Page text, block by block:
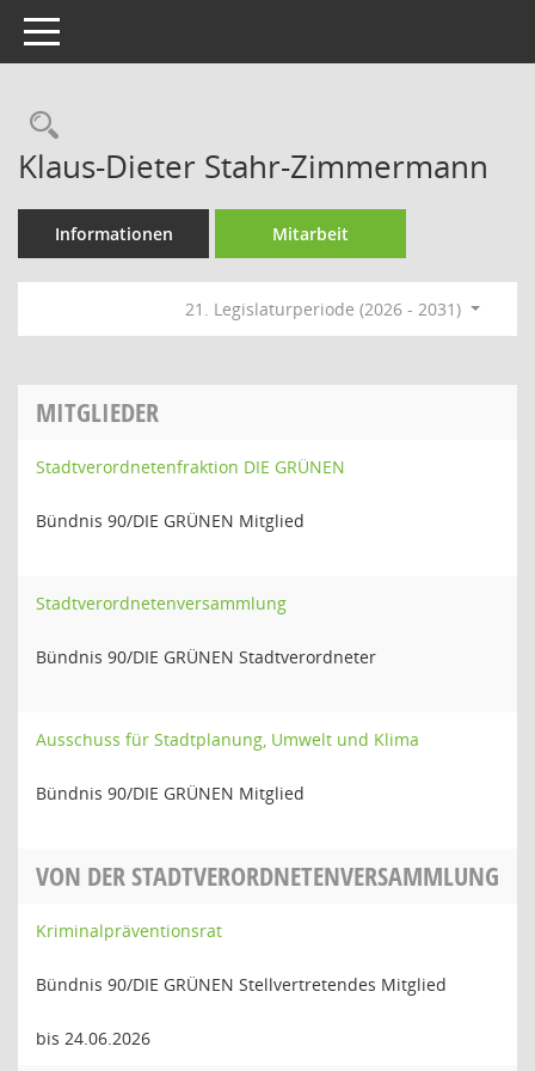
Toggle navigation
Rechercheauswahl
Klaus-Dieter Stahr-Zimmermann
Informationen Mitarbeit
21. Legislaturperiode (2026 - 2031)
MITGLIEDER
Stadtverordnetenfraktion DIE GRÜNEN
Bündnis 90/DIE GRÜNEN Mitglied
Stadtverordnetenversammlung
Bündnis 90/DIE GRÜNEN Stadtverordneter
Ausschuss für Stadtplanung, Umwelt und Klima
Bündnis 90/DIE GRÜNEN Mitglied
VON DER STADTVERORDNETENVERSAMMLUNG
Kriminalpräventionsrat
Bündnis 90/DIE GRÜNEN Stellvertretendes Mitglied
bis 24.06.2026